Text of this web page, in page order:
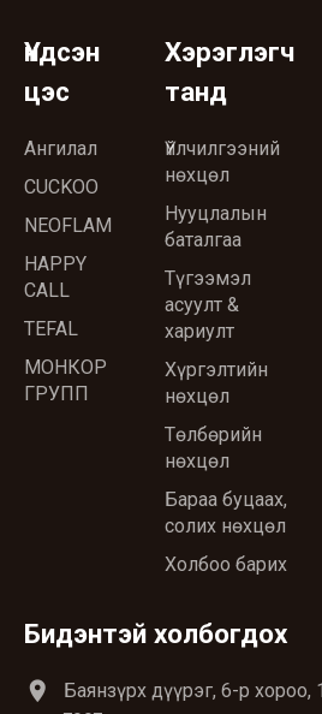
Үндсэн
цэс
Ангилал
CUCKOO
NEOFLAM
HAPPY
CALL
TEFAL
МОНКОР
ГРУПП
Хэрэглэгч
танд
Үйлчилгээний
нөхцөл
Нууцлалын
баталгаа
Түгээмэл
асуулт &
хариулт
Хүргэлтийн
нөхцөл
Төлбөрийн
нөхцөл
Бараа буцаах,
солих нөхцөл
Холбоо барих
Бидэнтэй холбогдох
location_on
Баянзүрх дүүрэг, 6-р